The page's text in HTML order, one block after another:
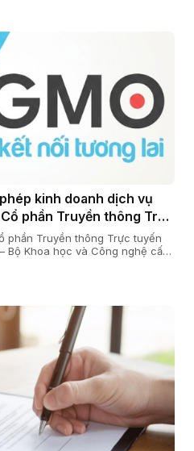
kinh doanh dịch vụ
phần Truyền thông Trực
phần Truyền thông Trực tuyến
Bộ Khoa học và Công nghệ cấp
thông số 180/GP-CVT. Thực
35 Nghị định số 163/2024/NĐ-